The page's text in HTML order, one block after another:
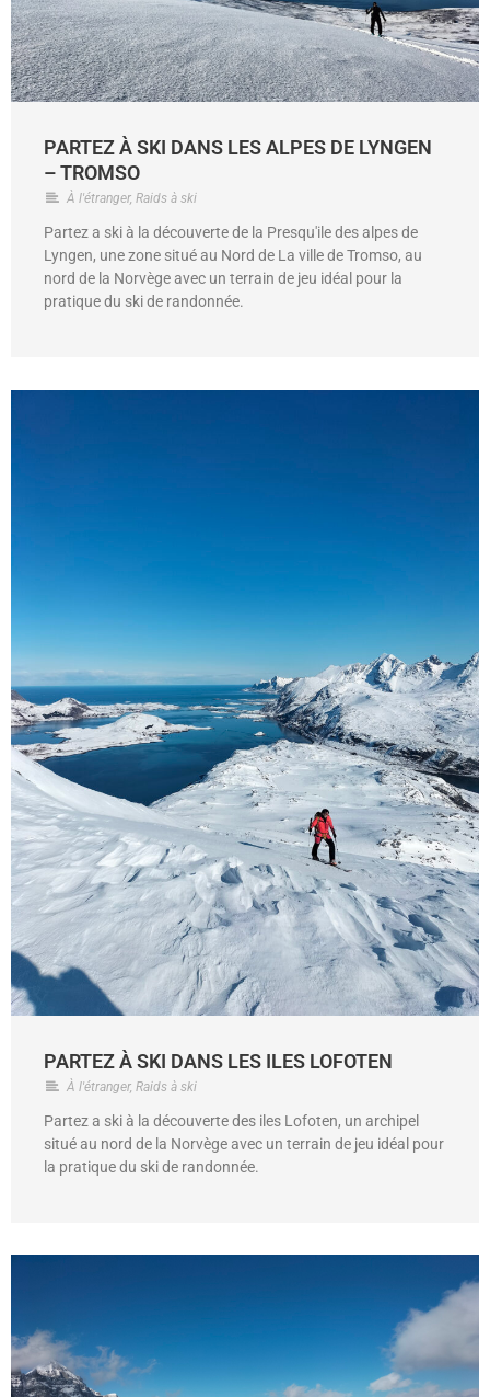
PARTEZ À SKI DANS LES ALPES DE LYNGEN
– TROMSO
À l'étranger,Raids à ski
Partez a ski à la découverte de la Presqu'ile des alpes de
Lyngen, une zone situé au Nord de La ville de Tromso, au
nord de la Norvège avec un terrain de jeu idéal pour la
pratique du ski de randonnée.
PARTEZ À SKI DANS LES ILES LOFOTEN
À l'étranger,Raids à ski
Partez a ski à la découverte des iles Lofoten, un archipel
situé au nord de la Norvège avec un terrain de jeu idéal pour
la pratique du ski de randonnée.